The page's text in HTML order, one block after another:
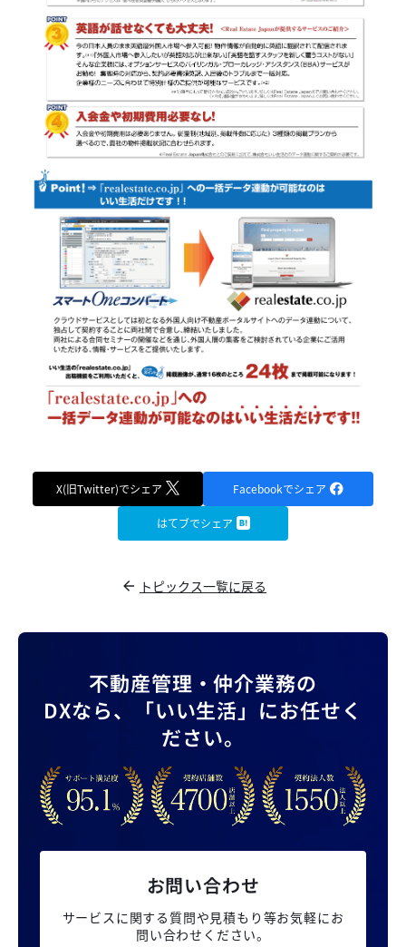
X(旧Twitter)でシェア Facebookでシェア
はてブでシェア
トピックス一覧に戻る
不動産管理・仲介業務の
DXなら、
「いい生活」にお任せく
ださい。
お問い合わせ
サービスに関する質問や見積もり等お気軽にお
問い合わせください。